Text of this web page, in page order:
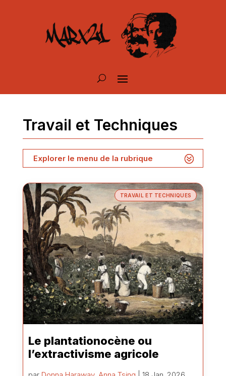
Travail et Techniques
Explorer le menu de la rubrique
TRAVAIL ET TECHNIQUES
Le plantationocène ou
l’extractivisme agricole